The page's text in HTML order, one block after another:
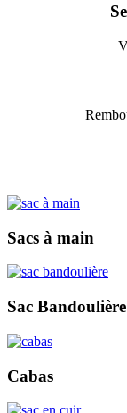
Sacs à main
Sac Bandoulière
Cabas